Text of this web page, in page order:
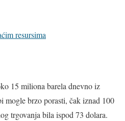
resursima
15 miliona barela dnevno iz
mogle brzo porasti, čak iznad 100
trgovanja bila ispod 73 dolara.